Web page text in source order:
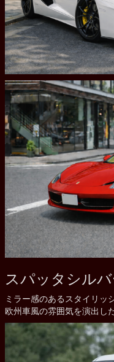
スパッタシル
ミラー感のあるスタイリッ
欧州車風の雰囲気を演出し